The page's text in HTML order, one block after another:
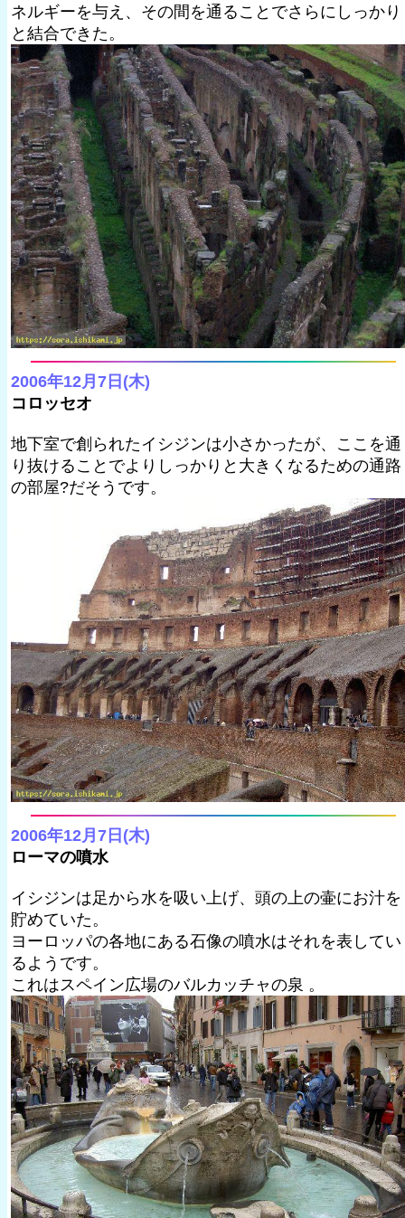
ネルギーを与え、その間を通ることでさらにしっかり
と結合できた。
2006年12月7日(木)
コロッセオ
地下室で創られたイシジンは小さかったが、ここを通
り抜けることでよりしっかりと大きくなるための通路
の部屋?だそうです。
2006年12月7日(木)
ローマの噴水
イシジンは足から水を吸い上げ、頭の上の壷にお汁を
貯めていた。
ヨーロッパの各地にある石像の噴水はそれを表してい
るようです。
これはスペイン広場のバルカッチャの泉 。